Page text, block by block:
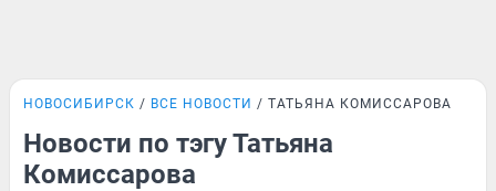
НОВОСИБИРСК ВСЕ НОВОСТИ ТАТЬЯНА КОМИССАРОВА
Новости по тэгу Татьяна
Комиссарова